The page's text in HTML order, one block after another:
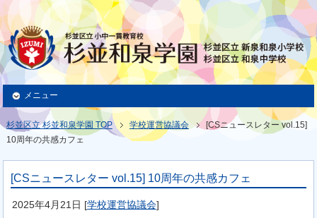
メニュー
杉並区立 杉並和泉学園 TOP 学校運営協議会
[CSニュースレター vol.15]
10周年の共感カフェ
[CSニュースレター vol.15] 10周年の共感カフェ
2025年4月21日 [学校運営協議会]